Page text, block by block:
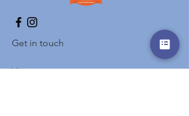
Get in touch
Vorname Nachname